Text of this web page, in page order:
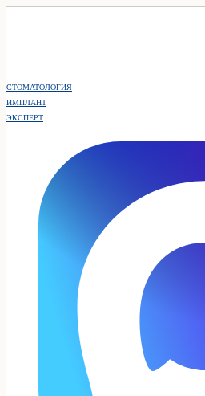
СТОМАТОЛОГИЯ
ИМПЛАНТ
ЭКСПЕРТ